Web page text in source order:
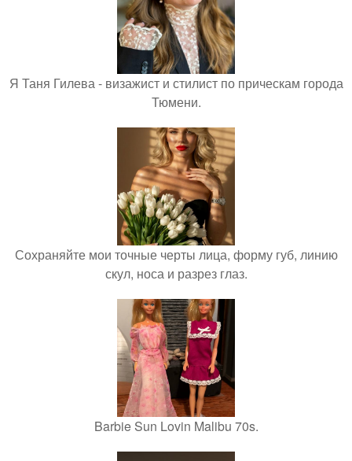
Я Таня Гилева - визажист и стилист по прическам города
Тюмени.
Сохраняйте мои точные черты лица, форму губ, линию
скул, носа и разрез глаз.
Barbie Sun Lovin Malibu 70s.